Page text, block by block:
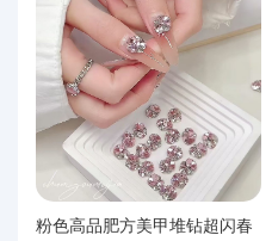
粉色高品肥方美甲堆钻超闪春